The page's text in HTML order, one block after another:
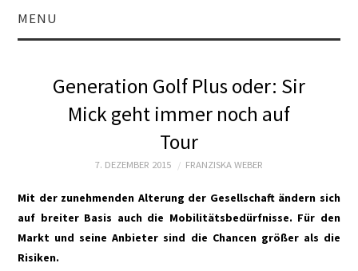
MENU
ZUKUNFT MOBIL
WIRTSCHAFT
POLITIK
Generation Golf Plus oder: Sir
Mick geht immer noch auf
Tour
7. DEZEMBER 2015 FRANZISKA WEBER
Mit der zunehmenden Alterung der Gesellschaft ändern sich
auf breiter Basis auch die Mobilitätsbedürfnisse. Für den
Markt und seine Anbieter sind die Chancen größer als die
Risiken.